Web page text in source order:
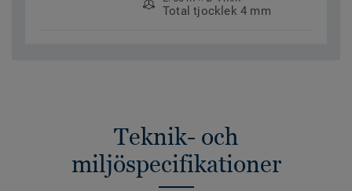
Total tjocklek 4 mm
Teknik- och
miljöspecifikationer